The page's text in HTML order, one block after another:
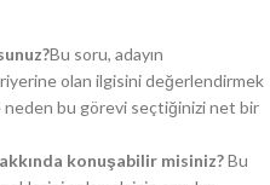
Bu soru, adayın
olan ilgisini değerlendirmek
neden bu görevi seçtiğinizi net bir
konuşabilir misiniz?Bu